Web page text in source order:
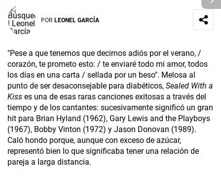
POR LEONEL GARCÍA
"Pese a que tenemos que decirnos adiós por el verano, /
corazón, te prometo esto: / te enviaré todo mi amor, todos
los días en una carta / sellada por un beso". Melosa al
punto de ser desaconsejable para diabéticos, Sealed With a
Kiss es una de esas raras canciones exitosas a través del
tiempo y de los cantantes: sucesivamente significó un gran
hit para Brian Hyland (1962), Gary Lewis and the Playboys
(1967), Bobby Vinton (1972) y Jason Donovan (1989).
Caló hondo porque, aunque con exceso de azúcar,
representó bien lo que significaba tener una relación de
pareja a larga distancia.